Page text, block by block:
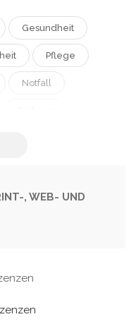
Gesundheit
Pflege
Notfall
Bio
Geniale
, WEB- UND